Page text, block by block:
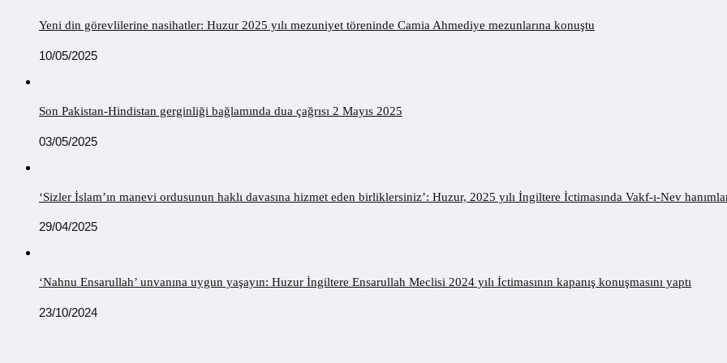
Yeni din görevlilerine nasihatler: Huzur 2025 yılı mezuniyet töreninde Camia Ahmediye mezunlarına konuştu
10/05/2025
Son Pakistan-Hindistan gerginliği bağlamında dua çağrısı 2 Mayıs 2025
03/05/2025
‘Sizler İslam’ın manevi ordusunun haklı davasına hizmet eden birliklersiniz’: Huzur, 2025 yılı İngiltere İctimasında Vakf-ı-Nev
29/04/2025
‘Nahnu Ensarullah’ unvanına uygun yaşayın: Huzur İngiltere Ensarullah Meclisi 2024 yılı İctimasının kapanış konuşmasını yaptı
23/10/2024